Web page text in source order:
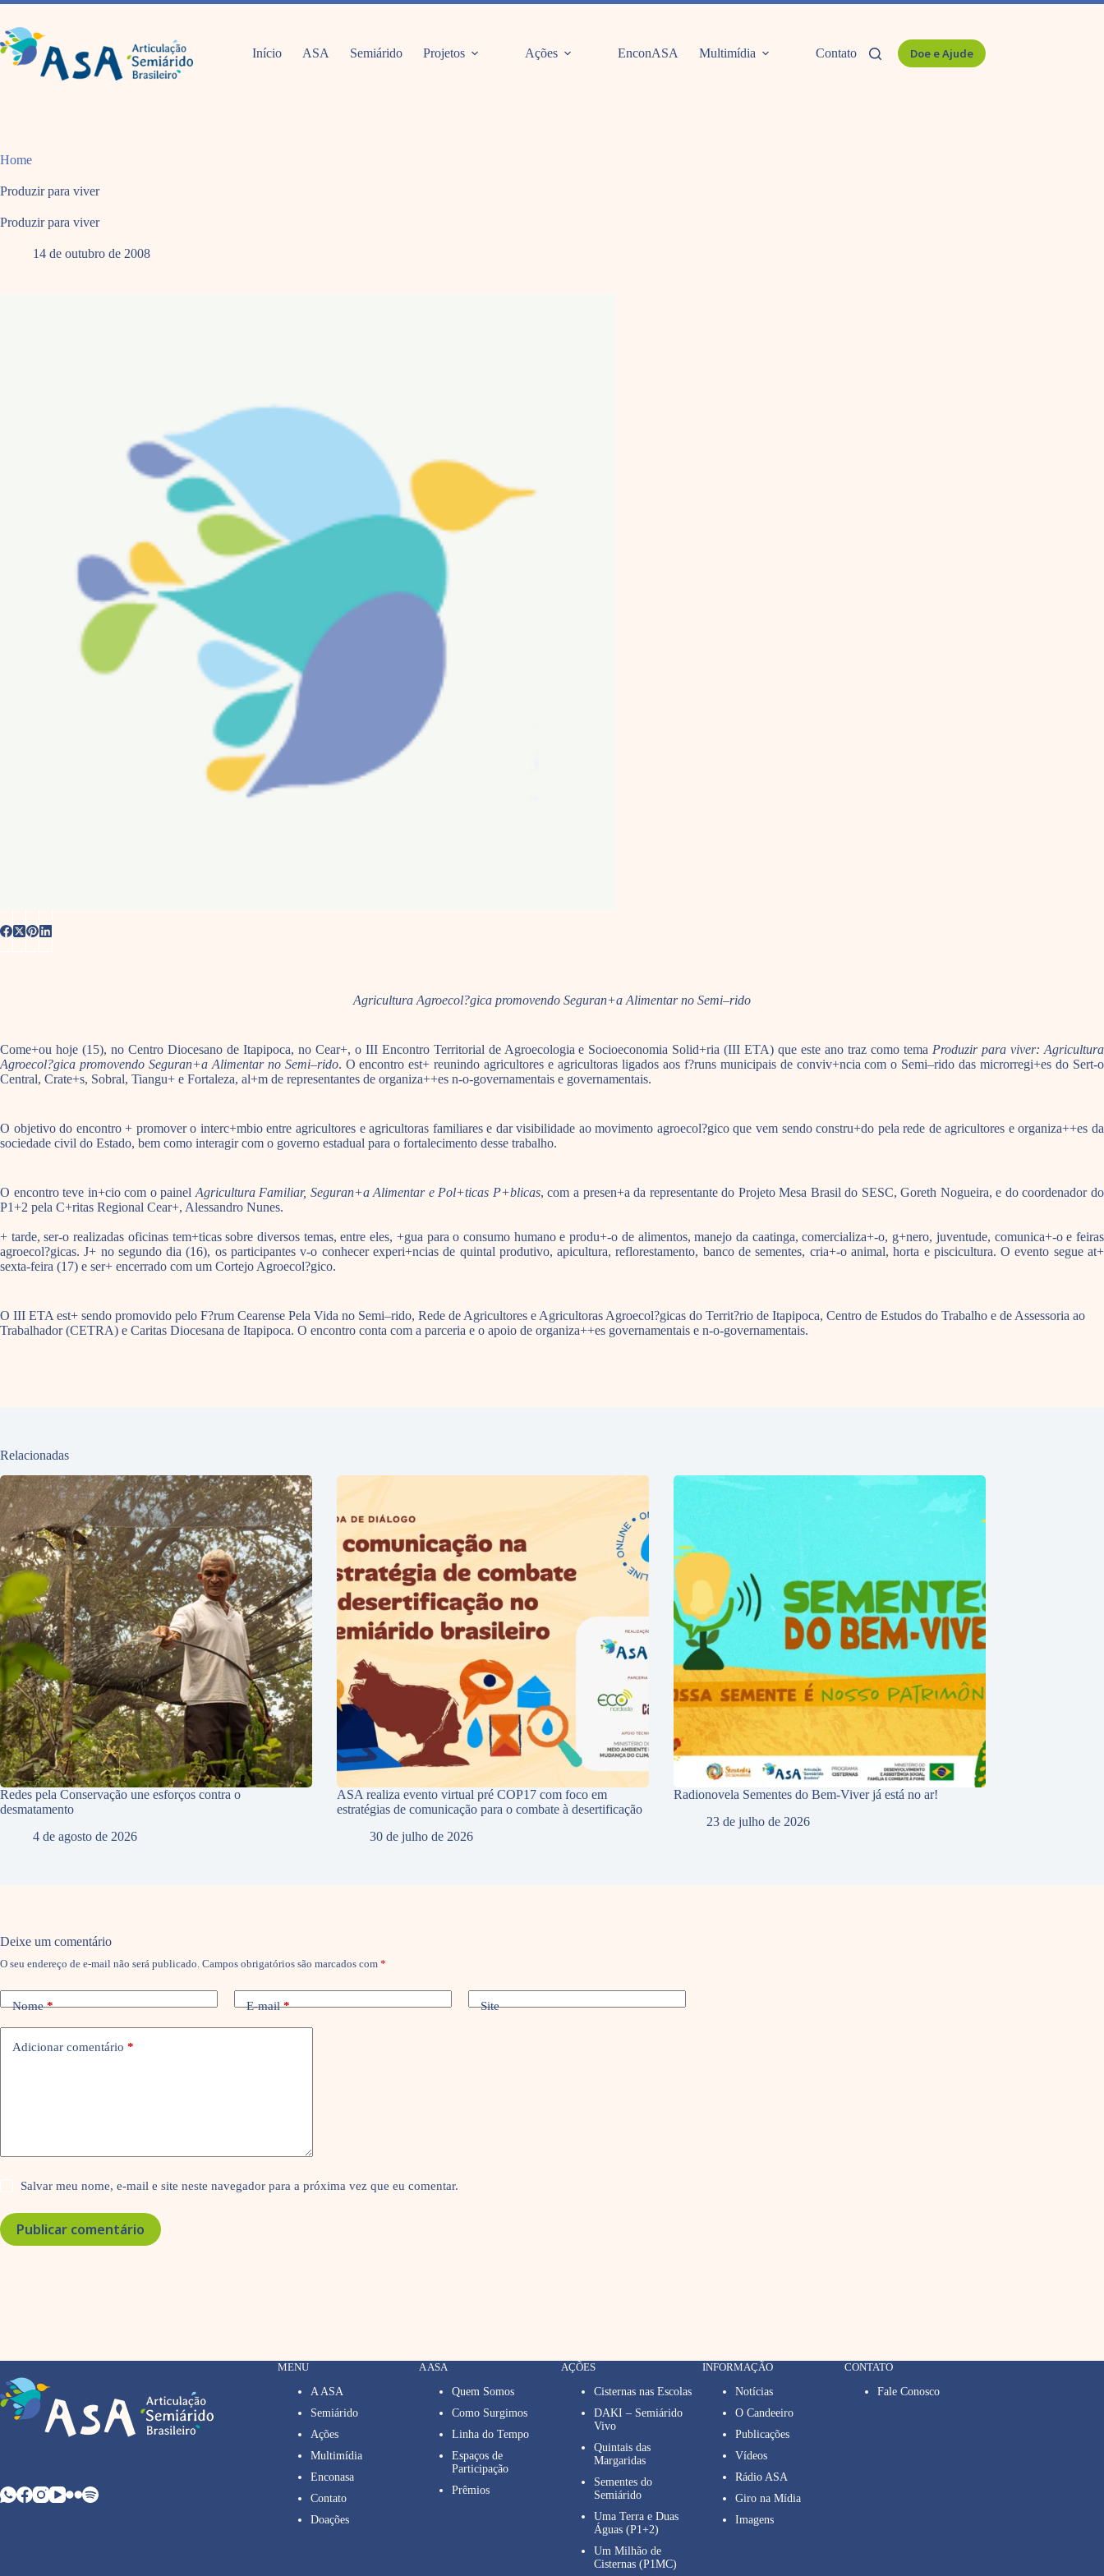
Pular
o
conteúdo
Início ASA Semiárido Projetos Ações EnconASA Multimídia Contato Doe e Ajude
Home
Produzir para viver
Produzir para viver
14 de outubro de 2008
Agricultura Agroecol?gica promovendo Seguran+a Alimentar no Semi–rido
Come+ou hoje (15), no Centro Diocesano de Itapipoca, no Cear+, o III Encontro Territorial de Agroecologia e Socioeconomia Solid+ria (III ETA) que este ano traz como tema Produzir para viver: Agricultura
Agroecol?gica promovendo Seguran+a Alimentar no Semi–rido. O encontro est+ reunindo agricultores e agricultoras ligados aos f?runs municipais de conviv+ncia com o Semi–rido das microrregi+es do Sert-o
Central, Crate+s, Sobral, Tiangu+ e Fortaleza, al+m de representantes de organiza++es n-o-governamentais e governamentais.
O objetivo do encontro + promover o interc+mbio entre agricultores e agricultoras familiares e dar visibilidade ao movimento agroecol?gico que vem sendo constru+do pela rede de agricultores e organiza++es da
sociedade civil do Estado, bem como interagir com o governo estadual para o fortalecimento desse trabalho.
O encontro teve in+cio com o painel Agricultura Familiar, Seguran+a Alimentar e Pol+ticas P+blicas, com a presen+a da representante do Projeto Mesa Brasil do SESC, Goreth Nogueira, e do coordenador do
P1+2 pela C+ritas Regional Cear+, Alessandro Nunes.
+ tarde, ser-o realizadas oficinas tem+ticas sobre diversos temas, entre eles, +gua para o consumo humano e produ+-o de alimentos, manejo da caatinga, comercializa+-o, g+nero, juventude, comunica+-o e feiras
agroecol?gicas. J+ no segundo dia (16), os participantes v-o conhecer experi+ncias de quintal produtivo, apicultura, reflorestamento, banco de sementes, cria+-o animal, horta e piscicultura. O evento segue at+
sexta-feira (17) e ser+ encerrado com um Cortejo Agroecol?gico.
O III ETA est+ sendo promovido pelo F?rum Cearense Pela Vida no Semi–rido, Rede de Agricultores e Agricultoras Agroecol?gicas do Territ?rio de Itapipoca, Centro de Estudos do Trabalho e de Assessoria ao
Trabalhador (CETRA) e Caritas Diocesana de Itapipoca. O encontro conta com a parceria e o apoio de organiza++es governamentais e n-o-governamentais.
Relacionadas
Redes pela Conservação une esforços contra o
desmatamento
4 de agosto de 2026
ASA realiza evento virtual pré COP17 com foco em
estratégias de comunicação para o combate à desertificação
30 de julho de 2026
Radionovela Sementes do Bem-Viver já está no ar!
23 de julho de 2026
Deixe um comentário
O seu endereço de e-mail não será publicado. Campos obrigatórios são marcados com *
Nome* E-mail* Site
Adicionar comentário *
Salvar meu nome, e-mail e site neste navegador para a próxima vez que eu comentar.
Publicar comentário
MENU
A ASA
Semiárido
Ações
Multimídia
Enconasa
Contato
Doações
A ASA
Quem Somos
Como Surgimos
Linha do Tempo
Espaços de
Participação
Prêmios
AÇÕES
Cisternas nas Escolas
DAKI – Semiárido
Vivo
Quintais das
Margaridas
Sementes do
Semiárido
Uma Terra e Duas
Águas (P1+2)
Um Milhão de
Cisternas (P1MC)
INFORMAÇÃO
Notícias
O Candeeiro
Publicações
Vídeos
Rádio ASA
Giro na Mídia
Imagens
CONTATO
Fale Conosco